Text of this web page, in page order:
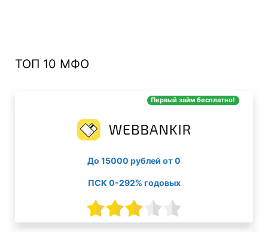
ТОП 10 МФО
Первый займ бесплатно!
До 15000 рублей от 0
ПСК 0-292% годовых